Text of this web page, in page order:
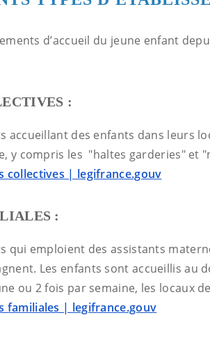
d’accueil du jeune enfant
:
accueillant des enfants dans leurs
y compris les "haltes garderies" et
collectives | legifrance.gouv
:
qui emploient des assistants
Les enfants sont accueillis au
ou 2 fois par semaine, les locaux
familiales | legifrance.gouv